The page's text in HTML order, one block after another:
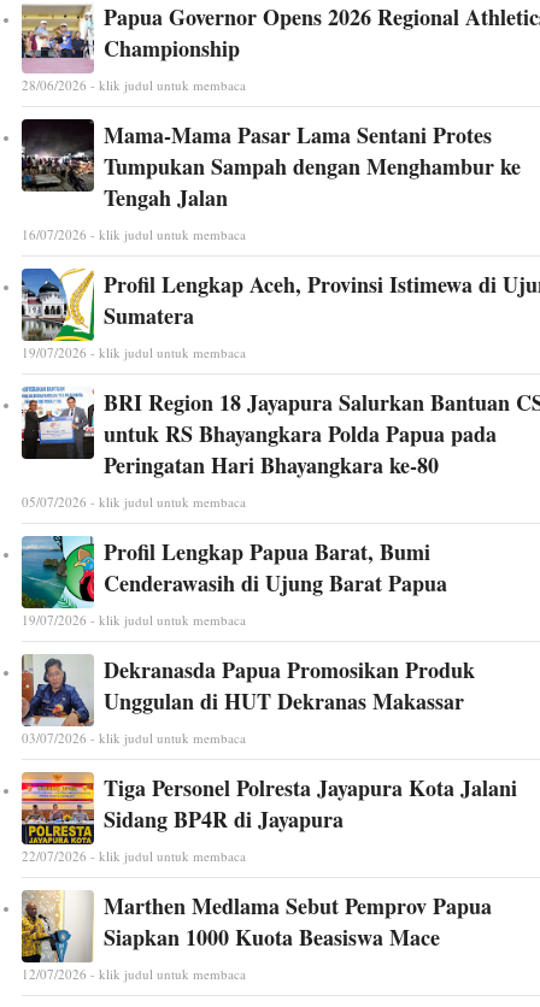
Papua Governor Opens 2026 Regional
Championship
28/06/2026 - klik judul untuk membaca
Mama-Mama Pasar Lama Sentani Protes
Tumpukan Sampah dengan Menghambur ke
Tengah Jalan
16/07/2026 - klik judul untuk membaca
Profil Lengkap Aceh, Provinsi Istimewa di
Sumatera
19/07/2026 - klik judul untuk membaca
BRI Region 18 Jayapura Salurkan Bantuan
untuk RS Bhayangkara Polda Papua pada
Peringatan Hari Bhayangkara ke-80
05/07/2026 - klik judul untuk membaca
Profil Lengkap Papua Barat, Bumi
Cenderawasih di Ujung Barat Papua
19/07/2026 - klik judul untuk membaca
Dekranasda Papua Promosikan Produk
Unggulan di HUT Dekranas Makassar
03/07/2026 - klik judul untuk membaca
Tiga Personel Polresta Jayapura Kota Jalani
Sidang BP4R di Jayapura
22/07/2026 - klik judul untuk membaca
Marthen Medlama Sebut Pemprov Papua
Siapkan 1000 Kuota Beasiswa Mace
12/07/2026 - klik judul untuk membaca